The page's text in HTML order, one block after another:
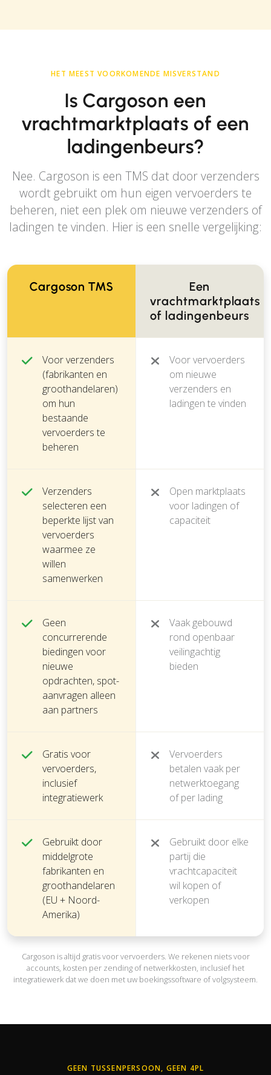
HET MEEST VOORKOMENDE MISVERSTAND
Is Cargoson een
vrachtmarktplaats of een
ladingenbeurs?
Nee. Cargoson is een TMS dat door verzenders
wordt gebruikt om hun eigen vervoerders te
beheren, niet een plek om nieuwe verzenders of
ladingen te vinden. Hier is een snelle vergelijking:
Cargoson TMS
Een
vrachtmarktplaats
of ladingenbeurs
Voor verzenders
(fabrikanten en
groothandelaren)
om hun
bestaande
vervoerders te
beheren
Voor vervoerders
om nieuwe
verzenders en
ladingen te vinden
Verzenders
selecteren een
beperkte lijst van
vervoerders
waarmee ze
willen
samenwerken
Open marktplaats
voor ladingen of
capaciteit
Geen
concurrerende
biedingen voor
nieuwe
opdrachten, spot-
aanvragen alleen
aan partners
Vaak gebouwd
rond openbaar
veilingachtig
bieden
Gratis voor
vervoerders,
inclusief
integratiewerk
Vervoerders
betalen vaak per
netwerktoegang
of per lading
Gebruikt door
middelgrote
fabrikanten en
groothandelaren
(EU + Noord-
Amerika)
Gebruikt door elke
partij die
vrachtcapaciteit
wil kopen of
verkopen
Cargoson is altijd gratis voor vervoerders. We rekenen niets voor
accounts, kosten per zending of netwerkkosten, inclusief het
integratiewerk dat we doen met uw boekingssoftware of volgsysteem.
GEEN TUSSENPERSOON, GEEN 4PL